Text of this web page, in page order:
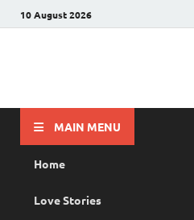
10 August 2026
MAIN MENU
Home
Love Stories